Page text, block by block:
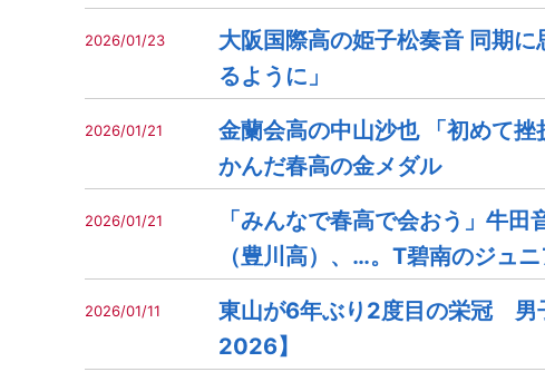
2026/01/23
大阪国際高の姫子松奏音 同期
るように」
2026/01/21
金蘭会高の中山沙也 「初めて
かんだ春高の金メダル
2026/01/21
「みんなで春高で会おう」牛
（豊川高）、…。T碧南のジュ
2026/01/11
東山が6年ぶり2度目の栄冠 男
2026】